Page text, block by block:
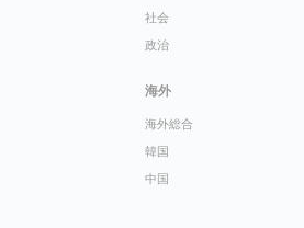
社会
政治
海外
海外総合
韓国
中国